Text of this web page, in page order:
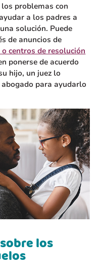
problemas con
a los padres a
solución. Puede
de anuncios de
centros de resolución
ponerse de acuerdo
hijo, un juez lo
para ayudarlo
los